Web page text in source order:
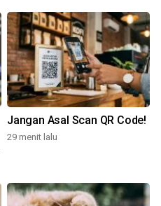
Jangan Asal Scan QR Code!
29 menit lalu